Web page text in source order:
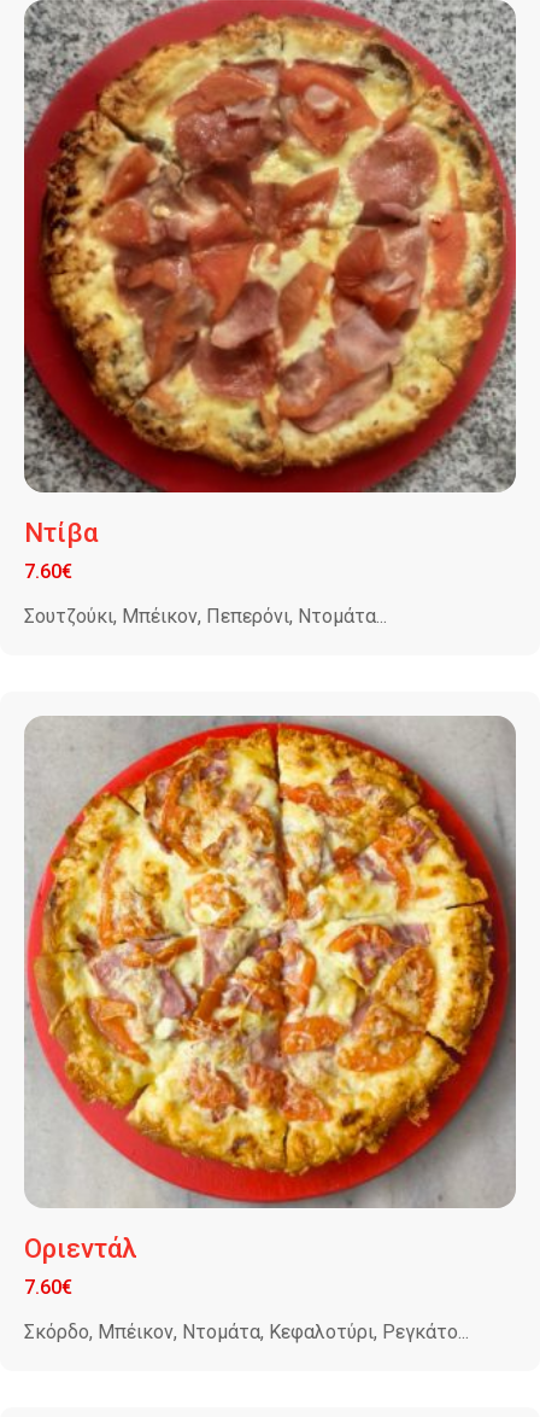
Ντίβα
7.60€
Σουτζούκι, Μπέικον, Πεπερόνι, Ντομάτα...
Οριεντάλ
7.60€
Σκόρδο, Μπέικον, Ντομάτα, Κεφαλοτύρι, Ρεγκάτο...